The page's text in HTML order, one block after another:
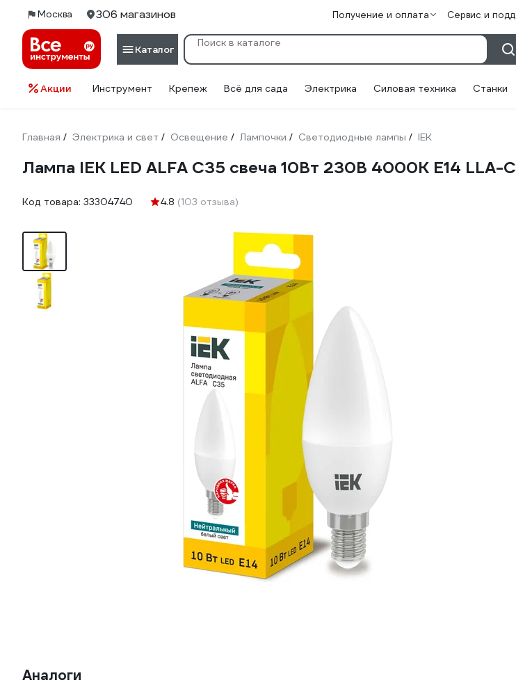
Москва 306 магазинов Получение и оплата Сервис и
Каталог
Акции Инструмент Крепеж Всё для сада Электрика Силовая техника Станки
Главная / Электрика и свет / Освещение / Лампочки / Светодиодные лампы / IEK
Лампа IEK LED ALFA C35 свеча 10Вт 230В 4000К E14
Код товара: 33304740 4.8 (103 отзыва)
Аналоги